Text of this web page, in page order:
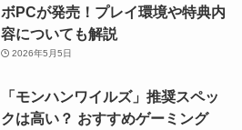
ボPCが発売！プレイ環境や特典内
容についても解説
2026年5月5日
「モンハンワイルズ」推奨スペッ
クは高い？ おすすめゲーミング